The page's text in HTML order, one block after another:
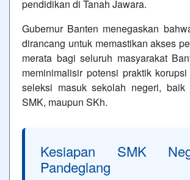
pendidikan di Tanah Jawara.
Gubernur Banten menegaskan
dirancang untuk memastikan akses
merata bagi seluruh masyarakat
meminimalisir potensi praktik
seleksi masuk sekolah negeri, baik
SMK, maupun SKh.
Kesiapan SMK
Pandeglang